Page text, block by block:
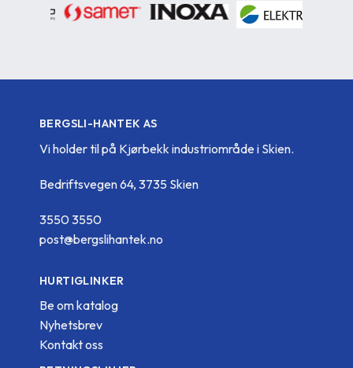
BERGSLI-HANTEK AS
Vi holder til på Kjørbekk industriområde i Skien.
Bedriftsvegen 64, 3735 Skien
3550 3550
post@bergslihantek.no
HURTIGLINKER
Be om katalog
Nyhetsbrev
Kontakt oss